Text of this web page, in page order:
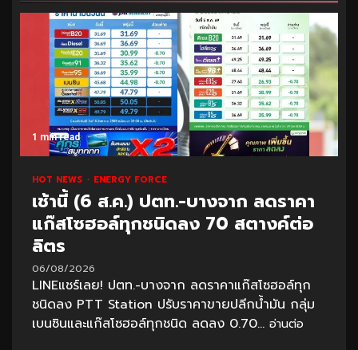
1 min read
HOT NEWS ENERGY FORCE
เช้านี้ (6 ส.ค.) ปตท.-บางจาก ลดราคา
แก๊สโซฮอล์ทุกชนิดลง 70 สตางค์ต่อ
ลิตร
06/08/2026
LINEแชร์เลย! ปตท.-บางจาก ลดราคาแก๊สโซฮอล์ทุก
ชนิดลง PTT Station ปรับราคาขายปลีกน้ำมัน กลุ่ม
เบนซินและแก๊สโซฮอล์ทุกชนิด ลดลง 0.70... อ่านต่อ